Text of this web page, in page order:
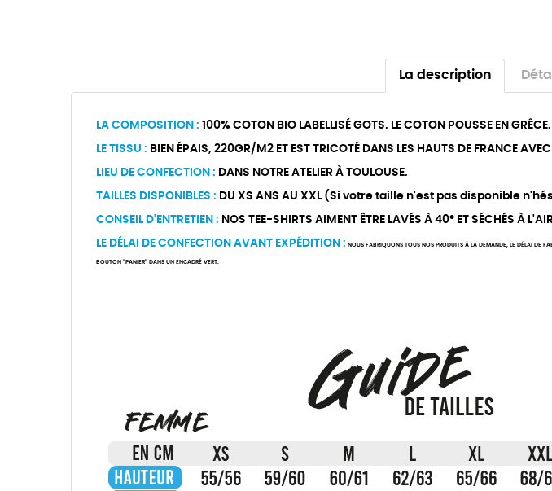
La description
LA COMPOSITION : 100% COTON BIO LABELLISÉ GOTS. LE COTON POUSSE EN GRÊCE.
LE TISSU : BIEN ÉPAIS, 220GR/M2 ET EST TRICOTÉ DANS LES HAUTS DE FRANCE
LIEU DE CONFECTION : DANS NOTRE ATELIER À TOULOUSE.
TAILLES DISPONIBLES : DU XS ANS AU XXL (Si votre taille n'est pas disponible
CONSEIL D'ENTRETIEN : NOS TEE-SHIRTS AIMENT ÊTRE LAVÉS À 40° ET SÉCHÉS À
LE DÉLAI DE CONFECTION AVANT EXPÉDITION : NOUS FABRIQUONS TOUS NOS PRODUITS À LA DEMANDE, LE DÉLAI DE
BOUTON "PANIER" DANS UN ENCADRÉ VERT.